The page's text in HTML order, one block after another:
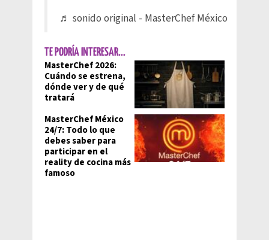
♬ sonido original - MasterChef México
TE PODRÍA INTERESAR...
MasterChef 2026:
Cuándo se estrena,
dónde ver y de qué
tratará
MasterChef México
24/7: Todo lo que
debes saber para
participar en el
reality de cocina más
famoso